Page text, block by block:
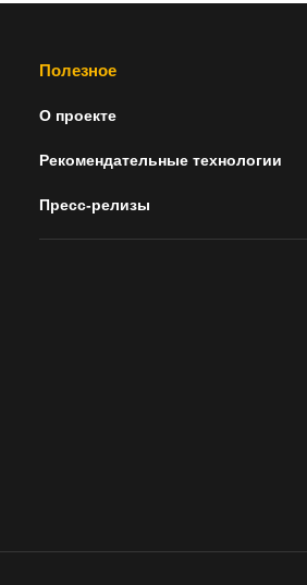
Полезное
О проекте
Рекомендательные технологии
Пресс-релизы